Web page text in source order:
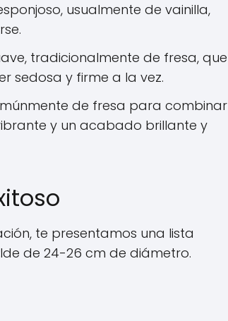
usualmente de vainilla,
tradicionalmente de fresa, que
sedosa y firme a la vez.
de fresa para combinar
y un acabado brillante y
te presentamos una lista
de 24-26 cm de diámetro.